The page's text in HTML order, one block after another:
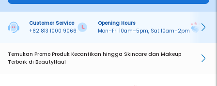
Customer Service
+62 813 1000 9066
Opening Hours
Mon–Fri 10am–5pm, Sat 10am–2pm
Temukan Promo Produk Kecantikan hingga Skincare dan Makeup
Terbaik di BeautyHaul